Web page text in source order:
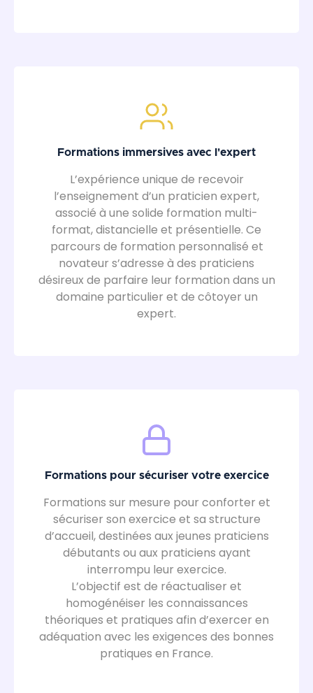
Formations immersives avec l'expert
L’expérience unique de recevoir
l’enseignement d’un praticien expert,
associé à une solide formation multi-
format, distancielle et présentielle. Ce
parcours de formation personnalisé et
novateur s’adresse à des praticiens
désireux de parfaire leur formation dans un
domaine particulier et de côtoyer un
expert.
Formations pour sécuriser votre exercice
Formations sur mesure pour conforter et
sécuriser son exercice et sa structure
d’accueil, destinées aux jeunes praticiens
débutants ou aux praticiens ayant
interrompu leur exercice.
L’objectif est de réactualiser et
homogénéiser les connaissances
théoriques et pratiques afin d’exercer en
adéquation avec les exigences des bonnes
pratiques en France.